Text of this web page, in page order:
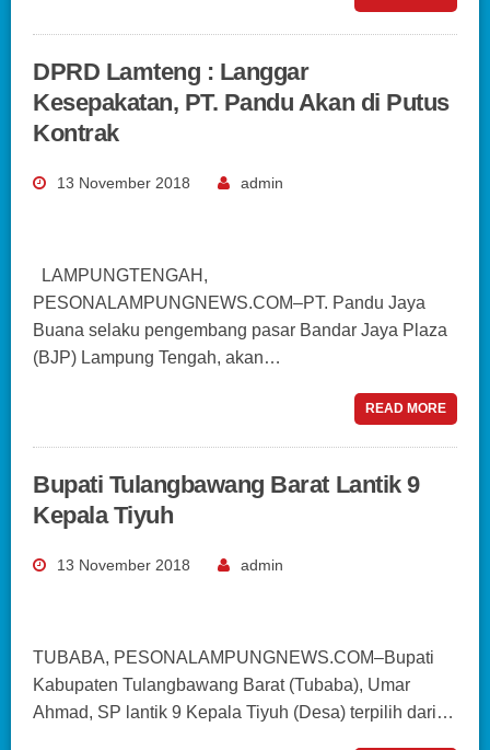
DPRD Lamteng : Langgar
Kesepakatan, PT. Pandu Akan di Putus
Kontrak
13 November 2018 admin
LAMPUNGTENGAH,
PESONALAMPUNGNEWS.COM–PT. Pandu Jaya
Buana selaku pengembang pasar Bandar Jaya Plaza
(BJP) Lampung Tengah, akan…
READ MORE
Bupati Tulangbawang Barat Lantik 9
Kepala Tiyuh
13 November 2018 admin
TUBABA, PESONALAMPUNGNEWS.COM–Bupati
Kabupaten Tulangbawang Barat (Tubaba), Umar
Ahmad, SP lantik 9 Kepala Tiyuh (Desa) terpilih dari…